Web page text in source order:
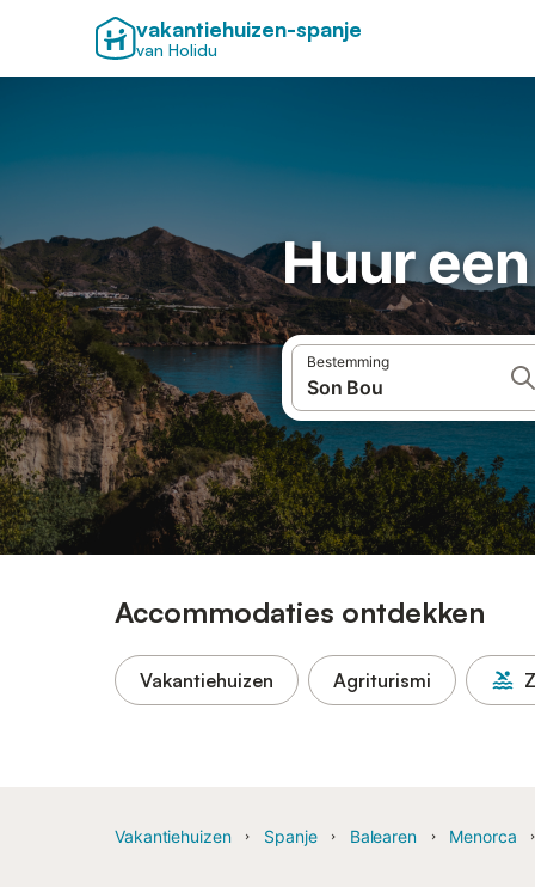
vakantiehuizen-spanje
van Holidu
Huur
Bestemming
Accommodaties ontdekken
Vakantiehuizen Agriturismi
Vakantiehuizen Spanje Balearen Menorca